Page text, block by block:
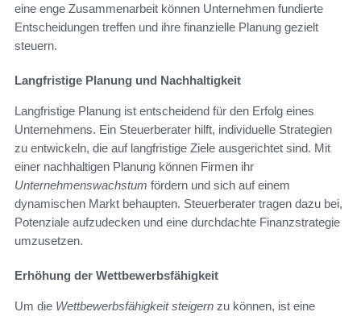
eine enge Zusammenarbeit können Unternehmen fundierte
Entscheidungen treffen und ihre finanzielle Planung gezielt
steuern.
Langfristige Planung und Nachhaltigkeit
Langfristige Planung ist entscheidend für den Erfolg eines
Unternehmens. Ein Steuerberater hilft, individuelle Strategien
zu entwickeln, die auf langfristige Ziele ausgerichtet sind. Mit
einer nachhaltigen Planung können Firmen ihr
Unternehmenswachstum fördern und sich auf einem
dynamischen Markt behaupten. Steuerberater tragen dazu bei,
Potenziale aufzudecken und eine durchdachte Finanzstrategie
umzusetzen.
Erhöhung der Wettbewerbsfähigkeit
Um die Wettbewerbsfähigkeit steigern zu können, ist eine